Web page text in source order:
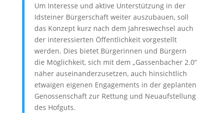
Um Interesse und aktive Unterstützung in der
Idsteiner Bürgerschaft weiter auszubauen, soll
das Konzept kurz nach dem Jahreswechsel auch
der interessierten Öffentlichkeit vorgestellt
werden. Dies bietet Bürgerinnen und Bürgern
die Möglichkeit, sich mit dem „Gassenbacher 2.0“
näher auseinanderzusetzen, auch hinsichtlich
etwaigen eigenen Engagements in der geplanten
Genossenschaft zur Rettung und Neuaufstellung
des Hofguts.